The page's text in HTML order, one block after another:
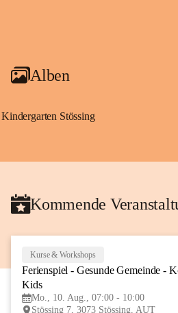
Alben
Kindergarten Stössing
Kommende
Kurse & Workshops
Ferienspiel - Gesunde Gemeinde -
Kids
Mo., 10. Aug., 07:00 - 10:00
Stössing 7, 3073 Stössing, AUT